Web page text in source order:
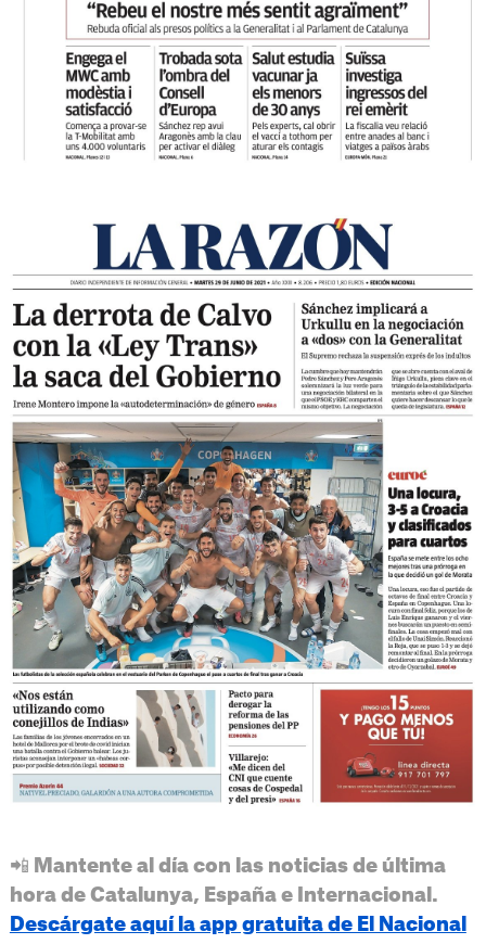
📲 Mantente al día con las noticias de última
hora de Catalunya, España e Internacional.
Descárgate aquí la app gratuita de El Nacional